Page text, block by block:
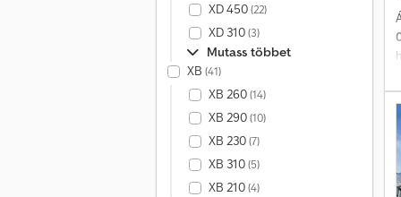
XD 450(22)
XD 310(3)
Mutass többet
XB (41)
XB 260(14)
XB 290(10)
XB 230(7)
XB 310(5)
XB 210(4)